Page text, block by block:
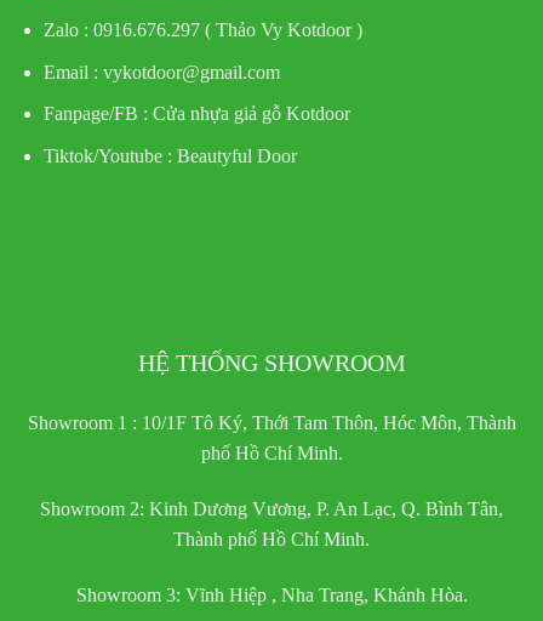
Zalo : 0916.676.297 ( Thảo Vy Kotdoor )
Email : vykotdoor@gmail.com
Fanpage/FB : Cửa nhựa giả gỗ Kotdoor
Tiktok/Youtube : Beautyful Door
HỆ THỐNG SHOWROOM
Showroom 1 : 10/1F Tô Ký, Thới Tam Thôn, Hóc Môn, Thành
phố Hồ Chí Minh.
Showroom 2: Kinh Dương Vương, P. An Lạc, Q. Bình Tân,
Thành phố Hồ Chí Minh.
Showroom 3: Vĩnh Hiệp , Nha Trang, Khánh Hòa.